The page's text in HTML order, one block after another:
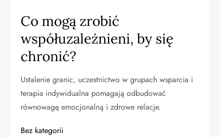
Co mogą zrobić
współuzależnieni, by się
chronić?
Ustalenie granic, uczestnictwo w grupach wsparcia i
terapia indywidualna pomagają odbudować
równowagę emocjonalną i zdrowe relacje.
Bez kategorii